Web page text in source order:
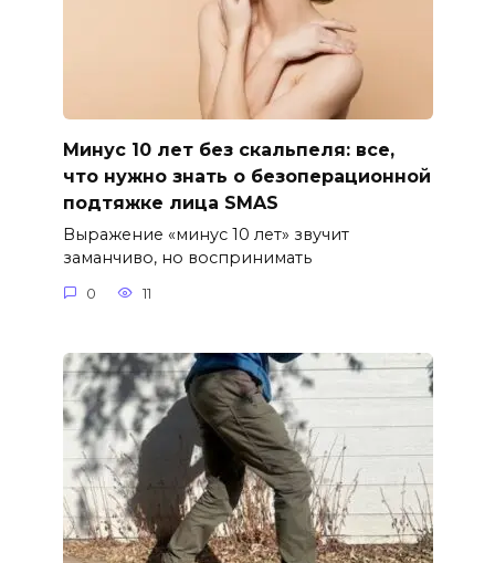
Минус 10 лет без скальпеля: все,
что нужно знать о безоперационной
подтяжке лица SMAS
Выражение «минус 10 лет» звучит
заманчиво, но воспринимать
0 11